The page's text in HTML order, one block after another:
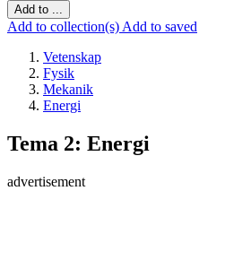
Add to ...
Add to collection(s) Add to saved
Vetenskap
Fysik
Mekanik
Energi
Tema 2: Energi
advertisement